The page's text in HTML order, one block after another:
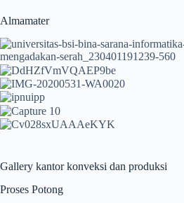
Almamater
Gallery kantor konveksi dan produksi
Proses Potong